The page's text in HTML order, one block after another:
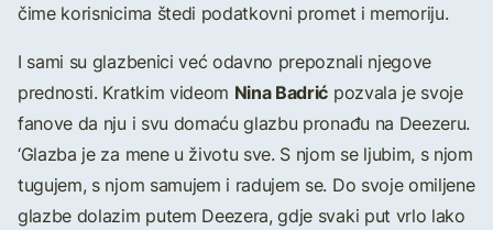
čime korisnicima štedi podatkovni promet i memoriju.
I sami su glazbenici već odavno prepoznali njegove
prednosti. Kratkim videom Nina Badrić pozvala je svoje
fanove da nju i svu domaću glazbu pronađu na Deezeru.
‘Glazba je za mene u životu sve. S njom se ljubim, s njom
tugujem, s njom samujem i radujem se. Do svoje omiljene
glazbe dolazim putem Deezera, gdje svaki put vrlo lako